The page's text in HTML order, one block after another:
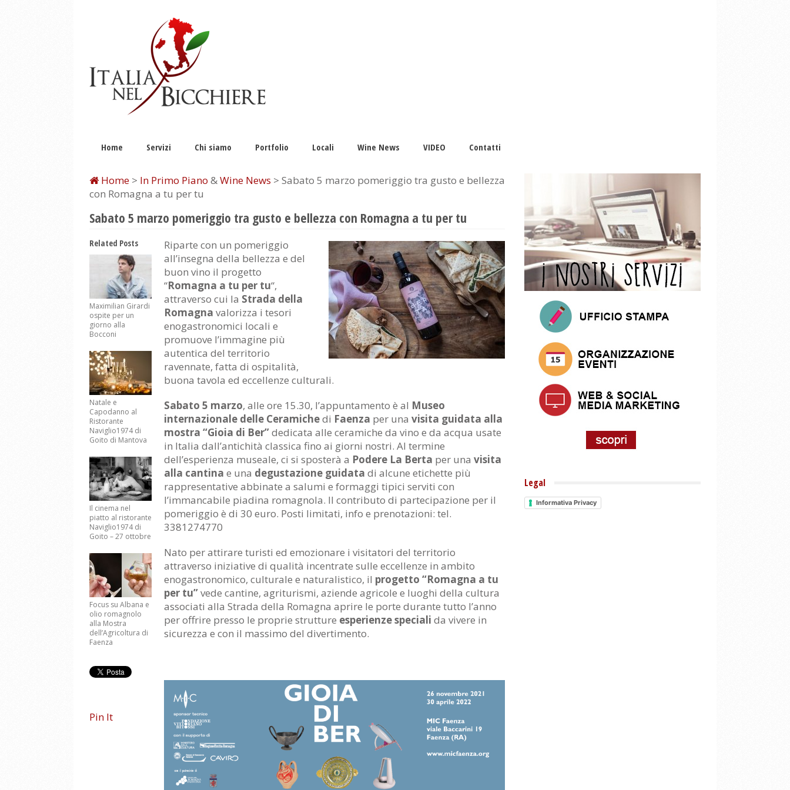
Home Servizi Chi siamo Portfolio Locali Wine News VIDEO Contatti
Home > In Primo Piano &Wine News > Sabato 5 marzo pomeriggio tra gusto e bellezza
con Romagna a tu per tu
Sabato 5 marzo pomeriggio tra gusto e bellezza con Romagna a tu per tu
Riparte con un pomeriggio
all’insegna della bellezza e del
buon vino il progetto
“Romagna a tu per tu“,
attraverso cui la Strada della
Romagna valorizza i tesori
enogastronomici locali e
promuove l’immagine più
autentica del territorio
ravennate, fatta di ospitalità,
buona tavola ed eccellenze culturali.
Sabato 5 marzo, alle ore 15.30, l’appuntamento è al Museo
internazionale delle Ceramichedi Faenza per unavisita guidata alla
mostra “Gioia di Ber”dedicata alle ceramiche da vino e da acqua usate
in Italia dall’antichità classica fino ai giorni nostri. Al termine
dell’esperienza museale, ci si sposterà a Podere La Berta per unavisita
alla cantina e una degustazione guidata di alcune etichette più
rappresentative abbinate a salumi e formaggi tipici serviti con
l’immancabile piadina romagnola. Il contributo di partecipazione per il
pomeriggio è di 30 euro. Posti limitati, info e prenotazioni: tel.
3381274770
Nato per attirare turisti ed emozionare i visitatori del territorio
attraverso iniziative di qualità incentrate sulle eccellenze in ambito
enogastronomico, culturale e naturalistico, il progetto “Romagna a tu
per tu”vede cantine, agriturismi, aziende agricole e luoghi della cultura
associati alla Strada della Romagna aprire le porte durante tutto l’anno
per offrire presso le proprie strutture esperienze speciali da vivere in
sicurezza e con il massimo del divertimento.
Related Posts
Maximilian Girardi
ospite per un
giorno alla
Bocconi
Natale e
Capodanno al
Ristorante
Naviglio1974 di
Goito di Mantova
Il cinema nel
piatto al ristorante
Naviglio1974 di
Goito – 27 ottobre
Focus su Albana e
olio romagnolo
alla Mostra
dell’Agricoltura di
Faenza
Pin It
Legal
Informativa Privacy